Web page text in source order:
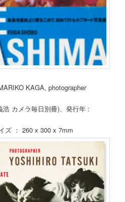
KAGA, photographer
カメラ毎日別冊)、発行年 :
： 260 x 300 x 7mm